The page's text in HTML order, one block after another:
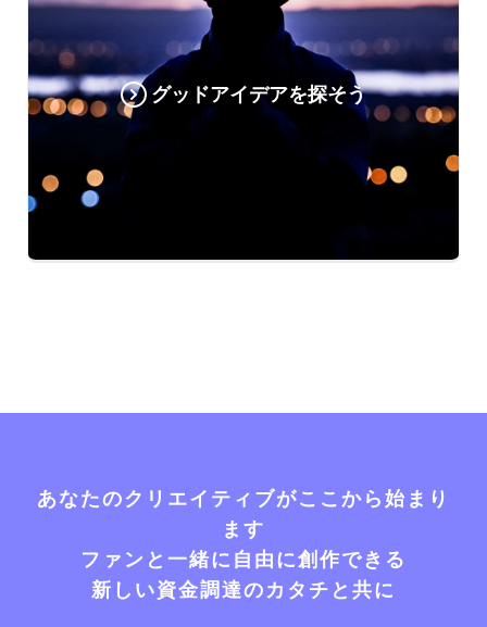
グッドアイデアを探そう
あなたのクリエイティブがここから始まり
ます
ファンと一緒に自由に創作できる
新しい資金調達のカタチと共に